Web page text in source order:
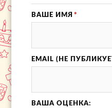
ВАШЕ ИМЯ *
EMAIL (НЕ
ВАША ОЦЕНКА: